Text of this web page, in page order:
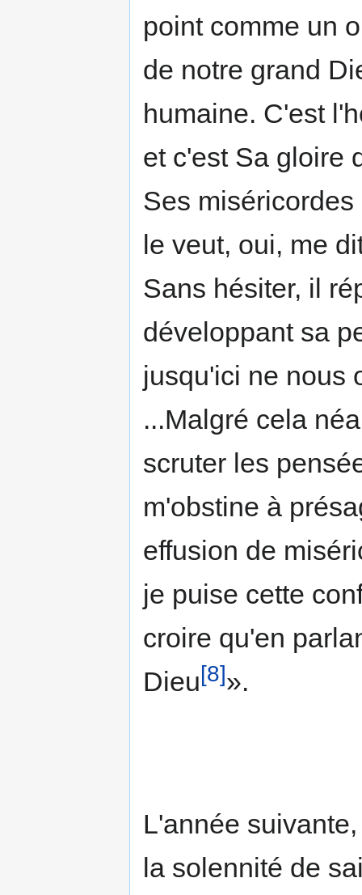
point comme un
de notre grand
humaine. C'est
et c'est Sa gloire
Ses
le veut, oui, me
Sans hésiter, il
développant sa
jusqu'ici ne nous
...Malgré cela
scruter les
m'obstine à
effusion de
je puise cette
croire qu'en
Dieu[8]».
L'année
la solennité de